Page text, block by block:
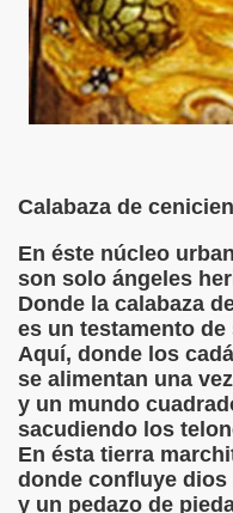
En éste núcleo
son solo ángeles
Donde la calabaza
es un testamento
Aquí, donde los
se alimentan una
y un mundo
sacudiendo los
En ésta tierra
donde confluye
y un pedazo de
:Silencios y
:Paisaje Inevitable
:La
Aldeas de los
:Mujer y Hembra
Una Mujer sola
Para Vivir
:"Complejidad"
el Sol del